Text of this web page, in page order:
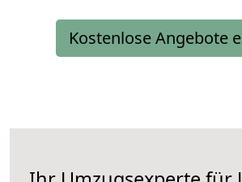
Kostenlose Angebote